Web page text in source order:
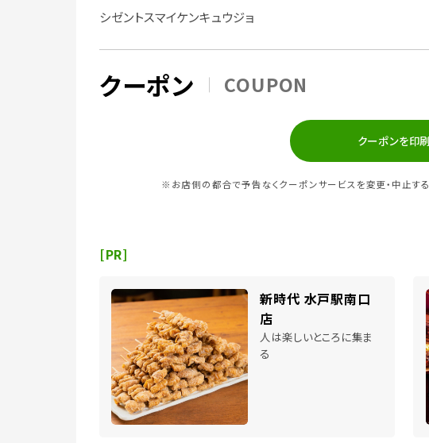
シゼントスマイケンキュウジョ
クーポン COUPON
クーポンを印
※お店側の都合で予告なくクーポンサービスを変更・中止す
[PR]
新時代 水戸駅南口
店
人は楽しいところに集ま
る